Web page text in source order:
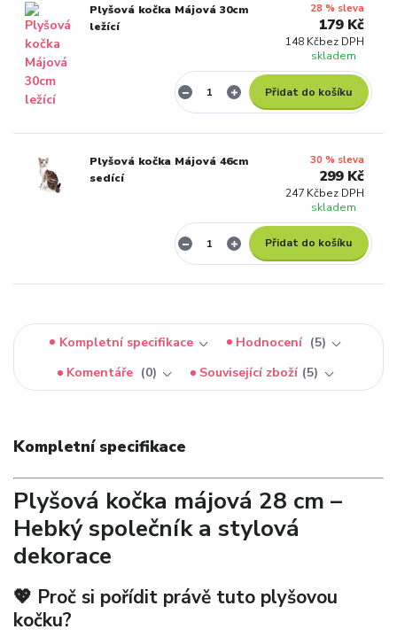
Plyšová kočka Májová 30cm
ležící
28 % sleva
179 Kč
148 Kčbez DPH
skladem
Přidat do košíku
Plyšová kočka Májová 46cm
sedící
30 % sleva
299 Kč
247 Kčbez DPH
skladem
Přidat do košíku
Kompletní specifikace Hodnocení
5
Komentáře
0 Související zboží 5
Kompletní specifikace
Plyšová kočka májová 28 cm –
Hebký společník a stylová
dekorace
💖 Proč si pořídit právě tuto plyšovou
kočku?